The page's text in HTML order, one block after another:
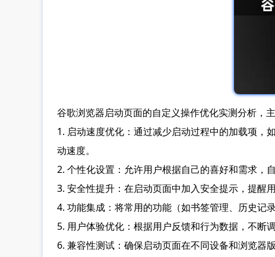
谷歌浏览器启动页面的自定义操作优化实测分析，
1. 启动速度优化：通过减少启动过程中的加载项，
动速度。
2. 个性化设置：允许用户根据自己的喜好和需求，
3. 安全性提升：在启动页面中加入安全提示，提醒
4. 功能集成：将常用的功能（如书签管理、历史记
5. 用户体验优化：根据用户反馈和行为数据，不断
6. 兼容性测试：确保启动页面在不同设备和浏览器